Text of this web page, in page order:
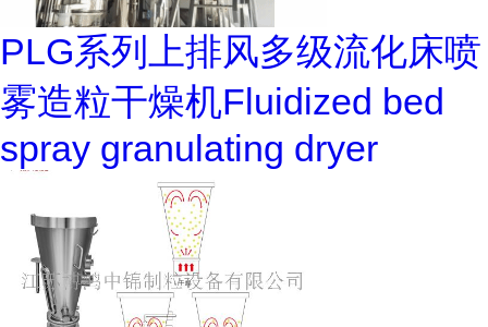
PLG系列上排风多级流化床喷
雾造粒干燥机Fluidized bed
spray granulating dryer